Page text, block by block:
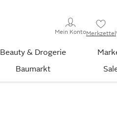
Mein KontoMerkzettel
Beauty & Drogerie
Baumarkt